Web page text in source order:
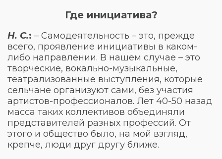
Где инициатива?
Н. С.: – Самодеятельность – это, прежде
всего, проявление инициативы в каком-
либо направлении. В нашем случае – это
творческие, вокально-музыкальные,
театрализованные выступления, которые
сельчане организуют сами, без участия
артистов-профессионалов. Лет 40-50 назад
масса таких коллективов объединяли
представителей разных профессий. От
этого и общество было, на мой взгляд,
крепче, люди друг другу ближе.